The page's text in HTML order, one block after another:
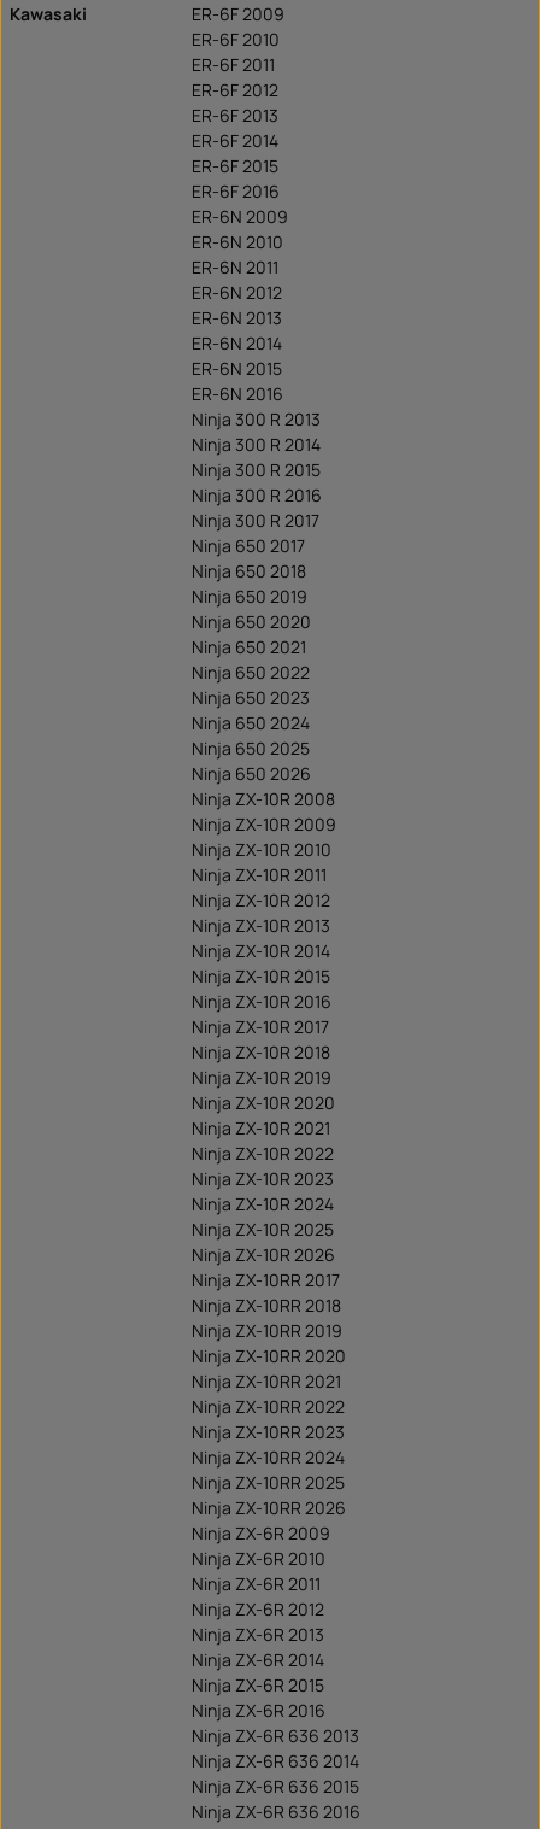
Kawasaki
ER-6F 2009
ER-6F 2010
ER-6F 2011
ER-6F 2012
ER-6F 2013
ER-6F 2014
ER-6F 2015
ER-6F 2016
ER-6N 2009
ER-6N 2010
ER-6N 2011
ER-6N 2012
ER-6N 2013
ER-6N 2014
ER-6N 2015
ER-6N 2016
Ninja 300 R 2013
Ninja 300 R 2014
Ninja 300 R 2015
Ninja 300 R 2016
Ninja 300 R 2017
Ninja 650 2017
Ninja 650 2018
Ninja 650 2019
Ninja 650 2020
Ninja 650 2021
Ninja 650 2022
Ninja 650 2023
Ninja 650 2024
Ninja 650 2025
Ninja 650 2026
Ninja ZX-10R 2008
Ninja ZX-10R 2009
Ninja ZX-10R 2010
Ninja ZX-10R 2011
Ninja ZX-10R 2012
Ninja ZX-10R 2013
Ninja ZX-10R 2014
Ninja ZX-10R 2015
Ninja ZX-10R 2016
Ninja ZX-10R 2017
Ninja ZX-10R 2018
Ninja ZX-10R 2019
Ninja ZX-10R 2020
Ninja ZX-10R 2021
Ninja ZX-10R 2022
Ninja ZX-10R 2023
Ninja ZX-10R 2024
Ninja ZX-10R 2025
Ninja ZX-10R 2026
Ninja ZX-10RR 2017
Ninja ZX-10RR 2018
Ninja ZX-10RR 2019
Ninja ZX-10RR 2020
Ninja ZX-10RR 2021
Ninja ZX-10RR 2022
Ninja ZX-10RR 2023
Ninja ZX-10RR 2024
Ninja ZX-10RR 2025
Ninja ZX-10RR 2026
Ninja ZX-6R 2009
Ninja ZX-6R 2010
Ninja ZX-6R 2011
Ninja ZX-6R 2012
Ninja ZX-6R 2013
Ninja ZX-6R 2014
Ninja ZX-6R 2015
Ninja ZX-6R 2016
Ninja ZX-6R 636 2013
Ninja ZX-6R 636 2014
Ninja ZX-6R 636 2015
Ninja ZX-6R 636 2016